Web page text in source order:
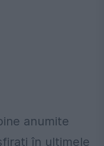
anumite
în ultimele